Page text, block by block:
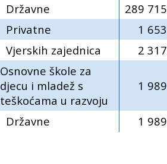
Državne
289 715
Privatne
1 653
Vjerskih zajednica
2 317
Osnovne škole za
djecu i mladež s
teškoćama u razvoju
1 989
Državne 1 989